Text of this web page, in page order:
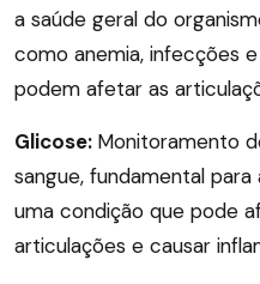
a saúde geral do
como anemia, infecções
podem afetar as
Glicose: Monitoramento
sangue, fundamental
uma condição que pode
articulações e causar